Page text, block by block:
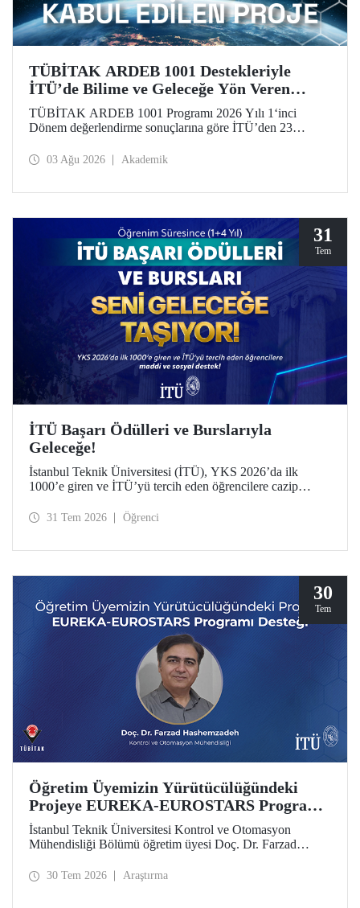
TÜBİTAK ARDEB 1001 Destekleriyle
İTÜ’de Bilime ve Geleceğe Yön Veren
Başarı
TÜBİTAK ARDEB 1001 Programı 2026 Yılı 1‘inci
Dönem değerlendirme sonuçlarına göre İTÜ’den 23
03 Ağu 2026 Akademik
31
Tem
İTÜ Başarı Ödülleri ve Burslarıyla
Geleceğe!
İstanbul Teknik Üniversitesi (İTÜ), YKS 2026’da ilk
1000’e giren ve İTÜ’yü tercih eden öğrencilere cazip
31 Tem 2026 Öğrenci
30
Tem
Öğretim Üyemizin Yürütücülüğündeki
Projeye EUREKA-EUROSTARS Programı
Desteği
İstanbul Teknik Üniversitesi Kontrol ve Otomasyon
Mühendisliği Bölümü öğretim üyesi Doç. Dr. Farzad
Driven Resilient Power Systems: Revolutionizing Energy
30 Tem 2026 Araştırma